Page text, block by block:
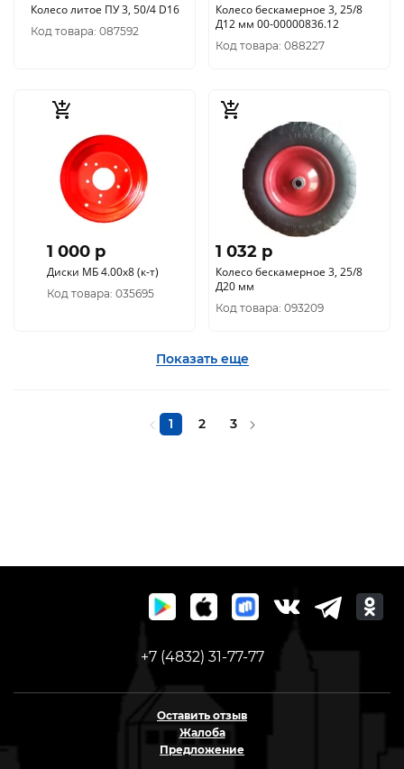
Колесо литое ПУ 3, 50/4 D16
Код товара: 087592
Колесо бескамерное 3, 25/8
Д12 мм 00-00000836.12
Код товара: 088227
1 000 p
Диски МБ 4.00х8 (к-т)
Код товара: 035695
1 032 p
Колесо бескамерное 3, 25/8
Д20 мм
Код товара: 093209
Показать еще
1 2 3
+7 (4832) 31-77-77
Оставить отзыв
Жалоба
Предложение